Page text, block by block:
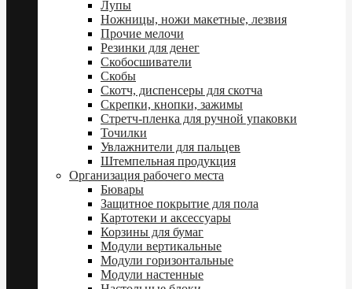
Лупы
Ножницы, ножи макетные, лезвия
Прочие мелочи
Резинки для денег
Скобосшиватели
Скобы
Скотч, диспенсеры для скотча
Скрепки, кнопки, зажимы
Стретч-пленка для ручной упаковки
Точилки
Увлажнители для пальцев
Штемпельная продукция
Организация рабочего места
Бювары
Защитное покрытие для пола
Картотеки и аксессуары
Корзины для бумаг
Модули вертикальные
Модули горизонтальные
Модули настенные